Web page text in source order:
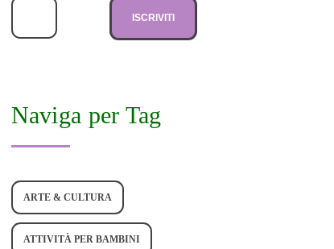
Naviga per Tag
ARTE & CULTURA
ATTIVITÀ PER BAMBINI